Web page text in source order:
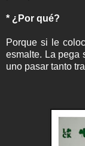
* ¿Por qué?
Porque si le
esmalte. La pega
uno pasar tanto